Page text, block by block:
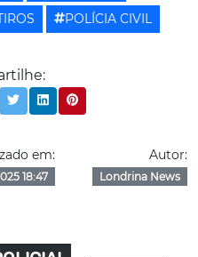
POLÍCIA CIVIL
em:
18:47
Autor:
Londrina News